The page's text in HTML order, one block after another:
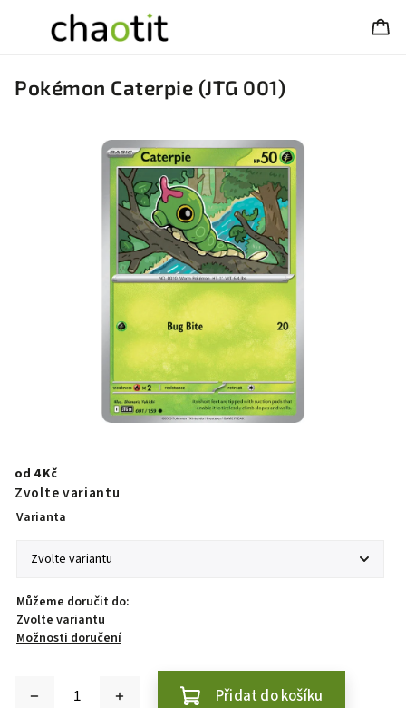
Pokémon Caterpie (JTG 001)
od 4 Kč
Zvolte variantu
Varianta
Můžeme doručit do:
Zvolte variantu
Možnosti doručení
Přidat do košíku